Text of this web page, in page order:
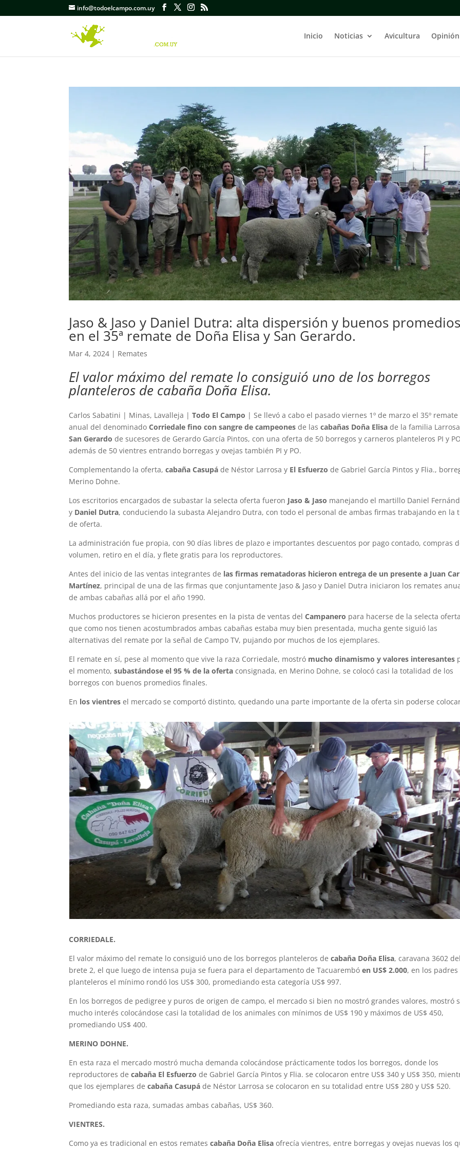
info@todoelcampo.com.uy
Inicio Noticias Avicultura Opinión
Jaso & Jaso y Daniel Dutra: alta dispersión y buenos
en el 35ª remate de Doña Elisa y San Gerardo.
Mar 4, 2024 | Remates
El valor máximo del remate lo consiguió uno de los borregos
planteleros de cabaña Doña Elisa.
Carlos Sabatini | Minas, Lavalleja |Todo El Campo | Se llevó a cabo el pasado viernes 1º de marzo el 35º remate
anual del denominadoCorriedale fino con sangre de campeones de lascabañas Doña Elisa de la familia
San Gerardo de sucesores de Gerardo García Pintos, con una oferta de 50 borregos y carneros planteleros PI y
además de 50 vientres entrando borregas y ovejas también PI y PO.
Complementando la oferta,cabaña Casupá de Néstor Larrosa y El Esfuerzo de Gabriel García Pintos y Flia.,
Merino Dohne.
Los escritorios encargados de subastar la selecta oferta fueron Jaso & Jaso manejando el martillo Daniel
y Daniel Dutra, conduciendo la subasta Alejandro Dutra, con todo el personal de ambas firmas trabajando en la
de oferta.
La administración fue propia, con 90 días libres de plazo e importantes descuentos por pago contado, compras
volumen, retiro en el día, y flete gratis para los reproductores.
Antes del inicio de las ventas integrantes de las firmas rematadoras hicieron entrega de un presente a Juan
Martínez, principal de una de las firmas que conjuntamente Jaso & Jaso y Daniel Dutra iniciaron los remates
de ambas cabañas allá por el año 1990.
Muchos productores se hicieron presentes en la pista de ventas delCampanero para hacerse de la selecta
que como nos tienen acostumbrados ambas cabañas estaba muy bien presentada, mucha gente siguió las
alternativas del remate por la señal de Campo TV, pujando por muchos de los ejemplares.
El remate en sí, pese al momento que vive la raza Corriedale, mostró mucho dinamismo y valores interesantes
el momento,subastándose el 95 % de la oferta consignada, en Merino Dohne, se colocó casi la totalidad de los
borregos con buenos promedios finales.
En los vientres el mercado se comportó distinto, quedando una parte importante de la oferta sin poderse
CORRIEDALE.
El valor máximo del remate lo consiguió uno de los borregos planteleros decabaña Doña Elisa, caravana 3602
brete 2, el que luego de intensa puja se fuera para el departamento de Tacuarembóen US$ 2.000, en los padres
planteleros el mínimo rondó los US$ 300, promediando esta categoría US$ 997.
En los borregos de pedigree y puros de origen de campo, el mercado si bien no mostró grandes valores, mostró
mucho interés colocándose casi la totalidad de los animales con mínimos de US$ 190 y máximos de US$ 450,
promediando US$ 400.
MERINO DOHNE.
En esta raza el mercado mostró mucha demanda colocándose prácticamente todos los borregos, donde los
reproductores decabaña El Esfuerzo de Gabriel García Pintos y Flia. se colocaron entre US$ 340 y US$ 350,
que los ejemplares decabaña Casupá de Néstor Larrosa se colocaron en su totalidad entre US$ 280 y US$ 520.
Promediando esta raza, sumadas ambas cabañas, US$ 360.
VIENTRES.
Como ya es tradicional en estos rematescabaña Doña Elisa ofrecía vientres, entre borregas y ovejas nuevas los